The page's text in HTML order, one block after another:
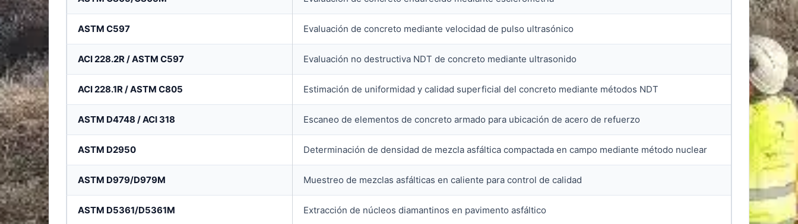
ASTM C597 Evaluación de concreto mediante velocidad de pulso ultrasónico
ACI 228.2R / ASTM C597 Evaluación no destructiva NDT de concreto mediante ultrasonido
ACI 228.1R / ASTM C805 Estimación de uniformidad y calidad superficial del concreto mediante métodos NDT
ASTM D4748 / ACI 318 Escaneo de elementos de concreto armado para ubicación de acero de refuerzo
ASTM D2950 Determinación de densidad de mezcla asfáltica compactada en campo mediante método nuclear
ASTM D979/D979M Muestreo de mezclas asfálticas en caliente para control de calidad
ASTM D5361/D5361M Extracción de núcleos diamantinos en pavimento asfáltico